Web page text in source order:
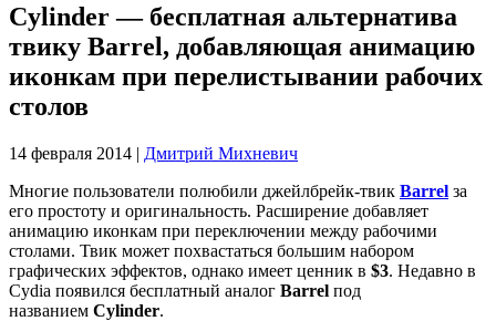
Cylinder — бесплатная альтернатива
твику Barrel, добавляющая анимацию
иконкам при перелистывании рабочих
столов
14 февраля 2014 | Дмитрий Михневич
Многие пользователи полюбили джейлбрейк-твик Barrel за
его простоту и оригинальность. Расширение добавляет
анимацию иконкам при переключении между рабочими
столами. Твик может похвастаться большим набором
графических эффектов, однако имеет ценник в $3. Недавно в
Cydia появился бесплатный аналог Barrel под
названием Cylinder.